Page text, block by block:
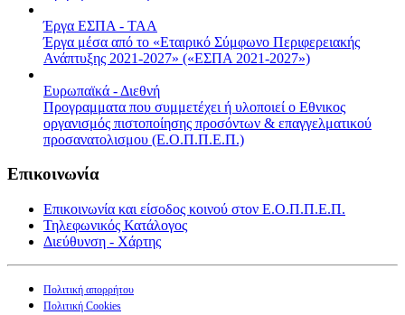
Έργα ΕΣΠΑ - ΤΑΑ
Έργα μέσα από το «Εταιρικό Σύμφωνο Περιφερειακής
Ανάπτυξης 2021-2027» («ΕΣΠΑ 2021-2027»)
Ευρωπαϊκά - Διεθνή
Προγραμματα που συμμετέχει ή υλοποιεί ο Εθνικος
οργανισμός πιστοποίησης προσόντων & επαγγελματικού
προσανατολισμου (Ε.Ο.Π.Π.Ε.Π.)
Επικοινωνία
Επικοινωνία και είσοδος κοινού στον Ε.Ο.Π.Π.Ε.Π.
Τηλεφωνικός Κατάλογος
Διεύθυνση - Χάρτης
Πολιτική απορρήτου
Πολιτική Cookies